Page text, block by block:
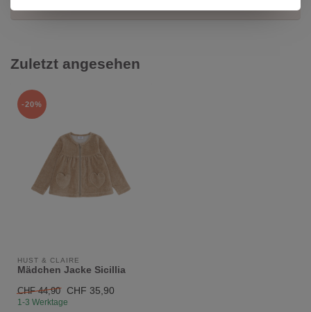
Zuletzt angesehen
-20%
HUST & CLAIRE
Mädchen Jacke Sicillia
CHF 44,90 CHF 35,90
1-3 Werktage